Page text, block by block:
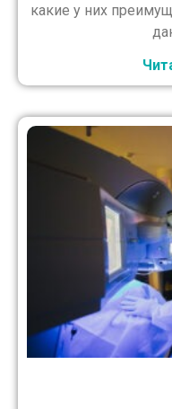
какие у них